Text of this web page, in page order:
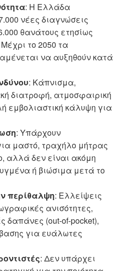
: Η Ελλάδα
νέες διαγνώσεις
θανάτους ετησίως
το 2050 τα
να αυξηθούν κατά
: Κάπνισμα,
διατροφή, ατμοσφαιρική
εμβολιαστική κάλυψη για
: Υπάρχουν
μαστό, τραχήλο μήτρας
αλλά δεν είναι ακόμη
ή βιώσιμα μετά το
περίθαλψη: Ελλείψεις
ανισότητες,
δαπάνες (out-of-pocket),
για ευάλωτες
: Δεν υπάρχει